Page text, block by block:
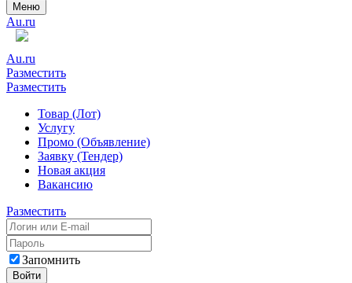
Меню
Au.ru
Au.ru
Разместить
Разместить
Товар (Лот)
Услугу
Промо (Объявление)
Заявку (Тендер)
Новая акция
Вакансию
Разместить
Запомнить
Войти